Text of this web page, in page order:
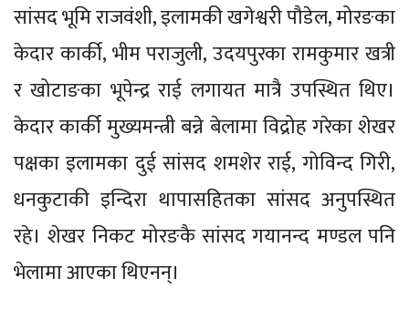
सांसद भूमि राजवंशी, इलामकी खगेश्वरी पौडेल, मोरङका
केदार कार्की, भीम पराजुली, उदयपुरका रामकुमार खत्री
र खोटाङका भूपेन्द्र राई लगायत मात्रै उपस्थित थिए।
केदार कार्की मुख्यमन्त्री बन्ने बेलामा विद्रोह गरेका शेखर
पक्षका इलामका दुई सांसद शमशेर राई, गोविन्द गिरी,
धनकुटाकी इन्दिरा थापासहितका सांसद अनुपस्थित
रहे। शेखर निकट मोरङकै सांसद गयानन्द मण्डल पनि
भेलामा आएका थिएनन्।